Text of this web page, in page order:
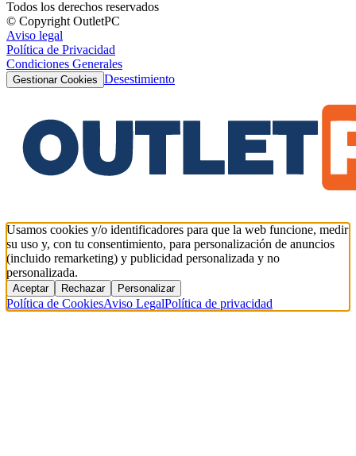
Todos los derechos reservados
© Copyright OutletPC
Aviso legal
Política de Privacidad
Condiciones Generales
Gestionar Cookies Desestimiento
Usamos cookies y/o identificadores para que la web funcione, medir
su uso y, con tu consentimiento, para personalización de anuncios
(incluido remarketing) y publicidad personalizada y no
personalizada.
Aceptar Rechazar Personalizar
Política de CookiesAviso LegalPolítica de privacidad